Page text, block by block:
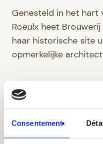
Consentement
Genesteld in het hart
Roeulx heet
haar historische site
opmerkelijke
Praktische